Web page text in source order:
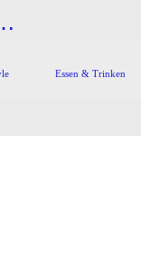
Essen & Trinken